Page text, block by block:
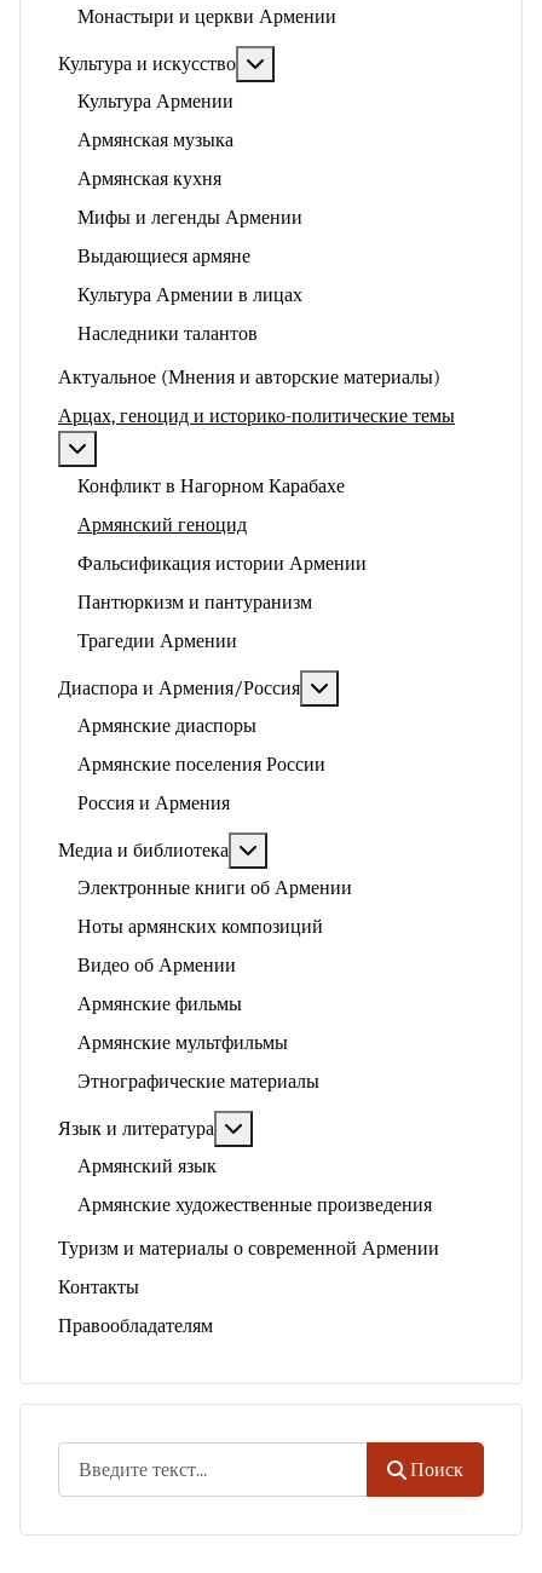
Монастыри и церкви Армении
Культура и искусство
Культура Армении
Армянская музыка
Армянская кухня
Мифы и легенды Армении
Выдающиеся армяне
Культура Армении в лицах
Наследники талантов
Актуальное (Мнения и авторские материалы)
Арцах, геноцид и историко-политические темы
Конфликт в Нагорном Карабахе
Армянский геноцид
Фальсификация истории Армении
Пантюркизм и пантуранизм
Трагедии Армении
Диаспора и Армения/Россия
Армянские диаспоры
Армянские поселения России
Россия и Армения
Медиа и библиотека
Электронные книги об Армении
Ноты армянских композиций
Видео об Армении
Армянские фильмы
Армянские мультфильмы
Этнографические материалы
Язык и литература
Армянский язык
Армянские художественные произведения
Туризм и материалы о современной Армении
Контакты
Правообладателям
Поиск